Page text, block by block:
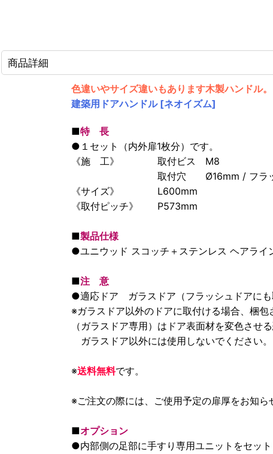
商品詳細
色違いやサイズ違いもあります木製ハンドル。
建築用ドアハンドル [ネオイズム]
■特 長
●１セット（内外扉1枚分）です。
《施 工》 取付ビス M8
取付穴 Ø16mm / フラッシュ
《サイズ》 L600mm
《取付ピッチ》 P573mm
■製品仕様
●ユニウッド スコッチ＋ステンレス ヘアライ
■注 意
●適応ドア ガラスドア（フラッシュドアにも
※ガラスドア以外のドアに取付ける場合、梱包
（ガラスドア専用）はドア表面材を変色させ
ガラスドア以外には使用しないでください。
※送料無料です。
※ご注文の際には、ご使用予定の扉厚をお知ら
■オプション
●内部側の足部に手すり専用ユニットをセット